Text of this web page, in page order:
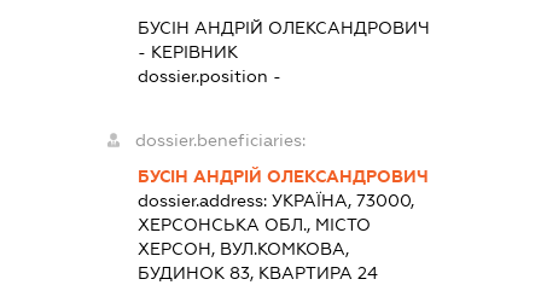
БУСІН АНДРІЙ ОЛЕКСАНДРОВИЧ
- КЕРІВНИК
dossier.position -
dossier.beneficiaries:
БУСІН АНДРІЙ ОЛЕКСАНДРОВИЧ
dossier.address: УКРАЇНА, 73000,
ХЕРСОНСЬКА ОБЛ., МІСТО
ХЕРСОН, ВУЛ.КОМКОВА,
БУДИНОК 83, КВАРТИРА 24